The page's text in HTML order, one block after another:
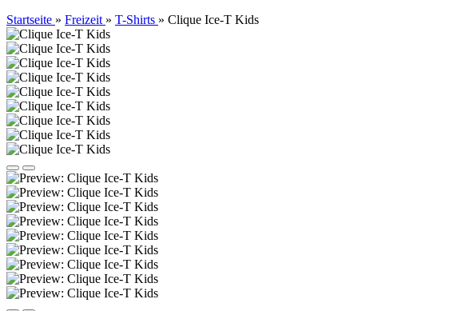
Startseite » Freizeit » T-Shirts » Clique Ice-T Kids